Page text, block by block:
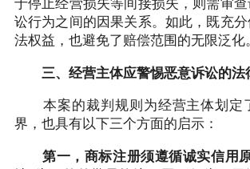
于停止经营损失等间接损失，则需审
讼行为之间的因果关系。如此，既充
法权益，也避免了赔偿范围的无限泛化
三、经营主体应警惕恶意诉讼的法
本案的裁判规则为经营主体划定
界，也具有以下三个方面的启示：
第一，商标注册须遵循诚实信用原